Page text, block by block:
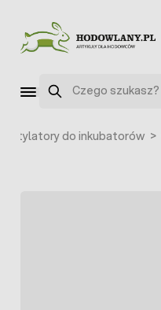
Szukaj
do inkubatorów >